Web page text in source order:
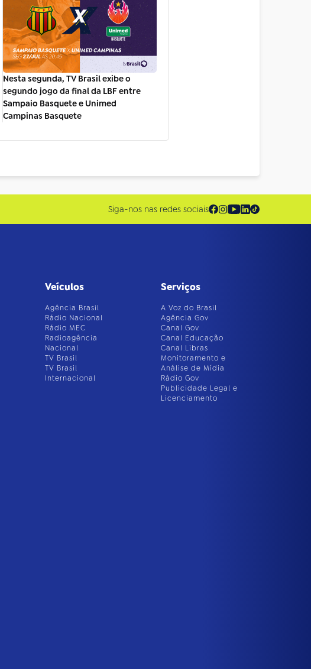
Nesta segunda, TV Brasil exibe o
segundo jogo da final da LBF entre
Sampaio Basquete e Unimed
Campinas Basquete
Siga-nos nas redes sociais
Veículos
Agência Brasil
Rádio Nacional
Rádio MEC
Radioagência
Nacional
TV Brasil
TV Brasil
Internacional
Serviços
A Voz do Brasil
Agência Gov
Canal Gov
Canal Educação
Canal Libras
Monitoramento e
Análise de Mídia
Rádio Gov
Publicidade Legal e
Licenciamento